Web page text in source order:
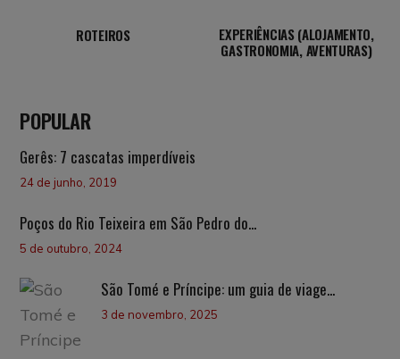
ROTEIROS
EXPERIÊNCIAS (ALOJAMENTO,
GASTRONOMIA, AVENTURAS)
POPULAR
Gerês: 7 cascatas imperdíveis
24 de junho, 2019
Poços do Rio Teixeira em São Pedro do...
5 de outubro, 2024
São Tomé e Príncipe: um guia de viage...
3 de novembro, 2025